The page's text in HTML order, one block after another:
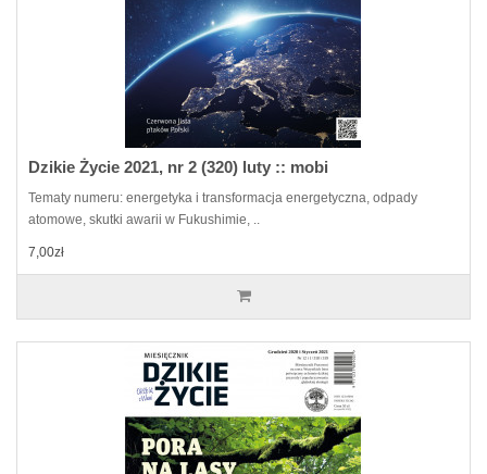
Dzikie Życie 2021, nr 2 (320) luty :: mobi
Tematy numeru: energetyka i transformacja energetyczna, odpady
atomowe, skutki awarii w Fukushimie, ..
7,00zł